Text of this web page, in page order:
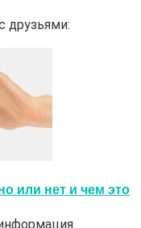
друзьями:
или нет и чем это